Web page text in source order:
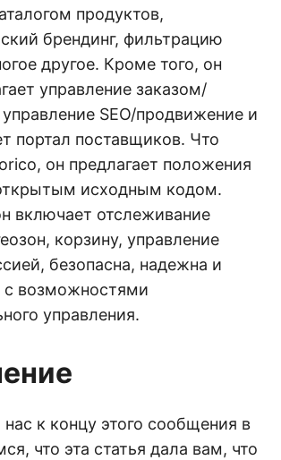
продуктов,
брендинг, фильтрацию
другое. Кроме того, он
управление заказом/
SEO/продвижение и
портал поставщиков. Что
он предлагает положения
исходным кодом.
включает отслеживание
корзину, управление
безопасна, надежна и
с возможностями
управления.
к концу этого сообщения в
что эта статья дала вам, что